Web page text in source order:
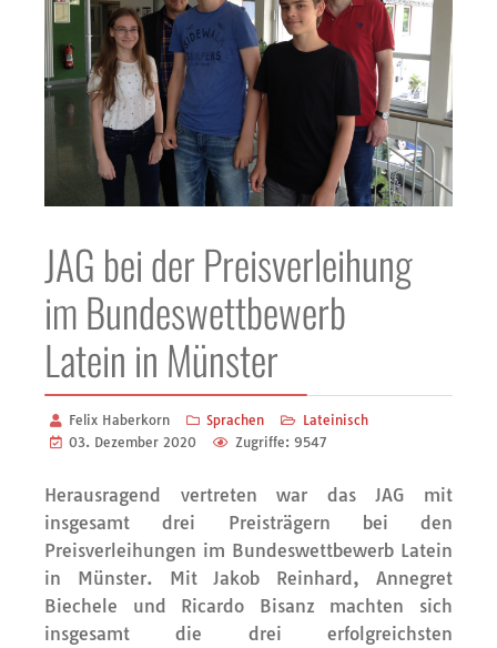
JAG bei der Preisverleihung
im Bundeswettbewerb
Latein in Münster
Felix Haberkorn Sprachen
Lateinisch
03. Dezember 2020
Zugriffe: 9547
Herausragend vertreten war das JAG mit
insgesamt drei Preisträgern bei den
Preisverleihungen im Bundeswettbewerb Latein
in Münster. Mit Jakob Reinhard, Annegret
Biechele und Ricardo Bisanz machten sich
insgesamt die drei erfolgreichsten